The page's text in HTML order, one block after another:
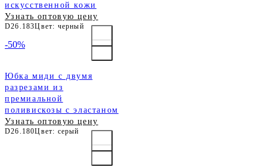
искусственной кожи
Узнать оптовую цену
D26.183Цвет: черный
Юбка миди с двумя
разрезами из
премиальной
поливискозы с эластаном
Узнать оптовую цену
D26.180Цвет: серый
-50%